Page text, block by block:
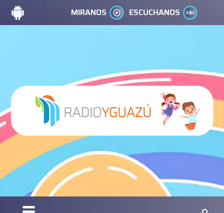
MIRANOS ESCUCHANOS